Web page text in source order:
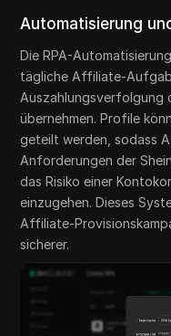
Automatisierung
Die RPA-
tägliche Affiliate-
Auszahlungsverfolgung
übernehmen. Profile
geteilt werden, sodass
Anforderungen der
das Risiko einer
einzugehen. Dieses
Affiliate-
sicherer.